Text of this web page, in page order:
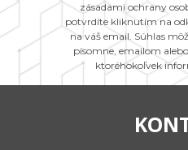
zásadami ochrany
potvrdíte kliknutím na
na váš email. Súhlas
písomne, emailom
ktoréhokoľvek